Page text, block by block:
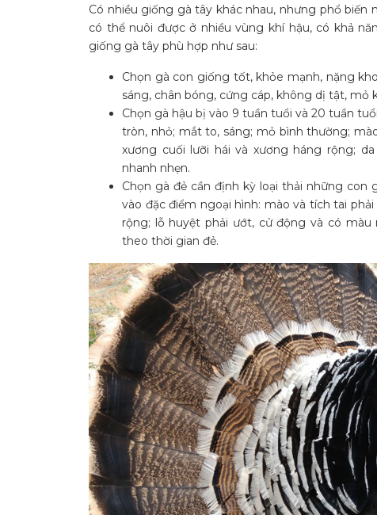
Có nhiều giống gà tây khác nhau, nhưng phổ
có thể nuôi được ở nhiều vùng khí hậu, có khả
giống gà tây phù hợp như sau:
Chọn gà con giống tốt, khỏe mạnh, nặng
sáng, chân bóng, cứng cáp, không dị tật, mỏ
Chọn gà hậu bị vào 9 tuần tuổi và 20 tuần
tròn, nhỏ; mắt to, sáng; mỏ bình thường;
xương cuối lưỡi hái và xương háng rộng;
nhanh nhẹn.
Chọn gà đẻ cần định kỳ loại thải những
vào đặc điểm ngoại hình: mào và tích tai
rộng; lỗ huyệt phải ướt, cử động và có
theo thời gian đẻ.